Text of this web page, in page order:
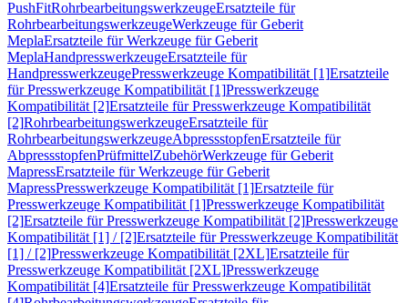
PushFitRohrbearbeitungswerkzeugeErsatzteile für
RohrbearbeitungswerkzeugeWerkzeuge für Geberit
MeplaErsatzteile für Werkzeuge für Geberit
MeplaHandpresswerkzeugeErsatzteile für
HandpresswerkzeugePresswerkzeuge Kompatibilität [1]Ersatzteile
für Presswerkzeuge Kompatibilität [1]Presswerkzeuge
Kompatibilität [2]Ersatzteile für Presswerkzeuge Kompatibilität
[2]RohrbearbeitungswerkzeugeErsatzteile für
RohrbearbeitungswerkzeugeAbpressstopfenErsatzteile für
AbpressstopfenPrüfmittelZubehörWerkzeuge für Geberit
MapressErsatzteile für Werkzeuge für Geberit
MapressPresswerkzeuge Kompatibilität [1]Ersatzteile für
Presswerkzeuge Kompatibilität [1]Presswerkzeuge Kompatibilität
[2]Ersatzteile für Presswerkzeuge Kompatibilität [2]Presswerkzeuge
Kompatibilität [1] / [2]Ersatzteile für Presswerkzeuge Kompatibilität
[1] / [2]Presswerkzeuge Kompatibilität [2XL]Ersatzteile für
Presswerkzeuge Kompatibilität [2XL]Presswerkzeuge
Kompatibilität [4]Ersatzteile für Presswerkzeuge Kompatibilität